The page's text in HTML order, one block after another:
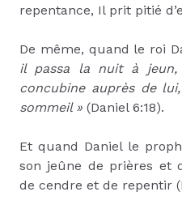
repentance, Il prit pitié
De même, quand le roi
il passa la nuit à
concubine auprès de
sommeil » (Daniel 6:18).
Et quand Daniel le
son jeûne de prières et
de cendre et de repentir